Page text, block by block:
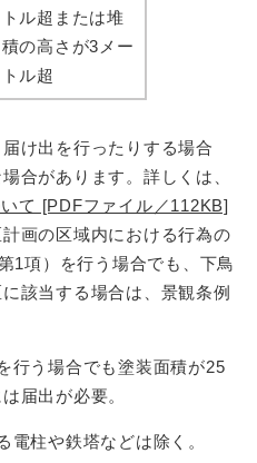
トル超または堆
積の高さが3メー
トル超
け出を行ったりする場合
合があります。詳しくは、
て [PDFファイル／112KB]
画の区域内における行為の
1項）を行う場合でも、下鳥
該当する場合は、景観条例
行う場合でも塗装面積が25
届出が必要。
電柱や鉄塔などは除く。